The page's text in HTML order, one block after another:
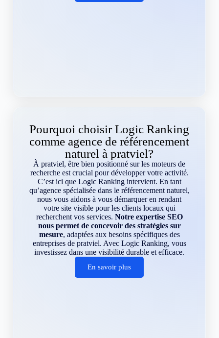
Pourquoi choisir Logic Ranking
comme agence de référencement
naturel à pratviel?
À pratviel, être bien positionné sur les moteurs de
recherche est crucial pour développer votre activité.
C’est ici que Logic Ranking intervient. En tant
qu’agence spécialisée dans le référencement naturel,
nous vous aidons à vous démarquer en rendant
votre site visible pour les clients locaux qui
recherchent vos services. Notre expertise SEO
nous permet de concevoir des stratégies sur
mesure, adaptées aux besoins spécifiques des
entreprises de pratviel. Avec Logic Ranking, vous
investissez dans une visibilité durable et efficace.
En savoir plus